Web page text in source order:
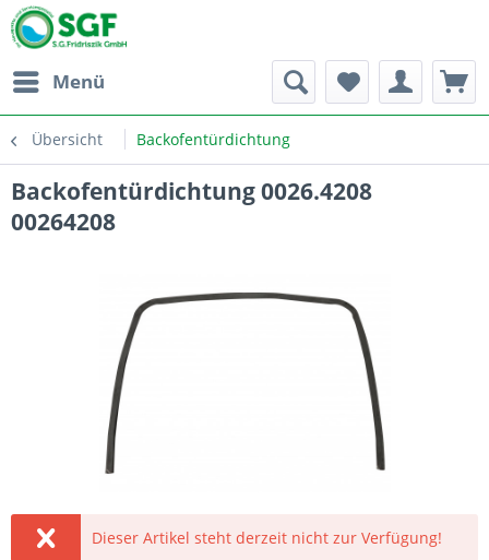
Menü
Übersicht Backofentürdichtung
Backofentürdichtung 0026.4208
00264208
Dieser Artikel steht derzeit nicht zur Verfügung!